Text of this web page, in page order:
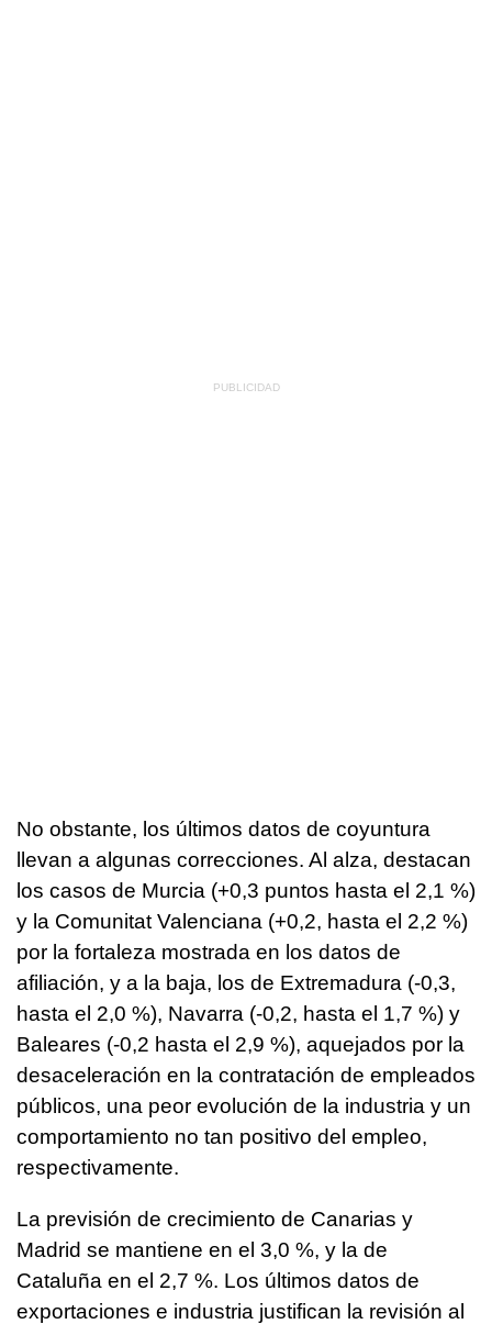
No obstante, los últimos datos de coyuntura
llevan a algunas correcciones. Al alza, destacan
los casos de Murcia (+0,3 puntos hasta el 2,1 %)
y la Comunitat Valenciana (+0,2, hasta el 2,2 %)
por la fortaleza mostrada en los datos de
afiliación, y a la baja, los de Extremadura (-0,3,
hasta el 2,0 %), Navarra (-0,2, hasta el 1,7 %) y
Baleares (-0,2 hasta el 2,9 %), aquejados por la
desaceleración en la contratación de empleados
públicos, una peor evolución de la industria y un
comportamiento no tan positivo del empleo,
respectivamente.
La previsión de crecimiento de Canarias y
Madrid se mantiene en el 3,0 %, y la de
Cataluña en el 2,7 %. Los últimos datos de
exportaciones e industria justifican la revisión al